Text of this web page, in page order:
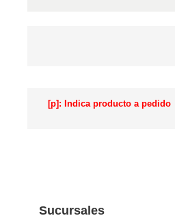
[p]: Indica producto a pedido
Sucursales